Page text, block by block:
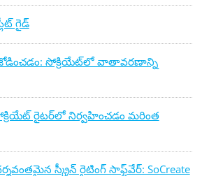
గైడ్
జోడించడం: సోక్రియేట్‌లో వాతావరణాన్ని
సోక్రియేట్ రైటర్‌లో నిర్వహించడం మరింత
స్క్రీన్ రైటింగ్ సాఫ్ట్‌వేర్: SoCreate